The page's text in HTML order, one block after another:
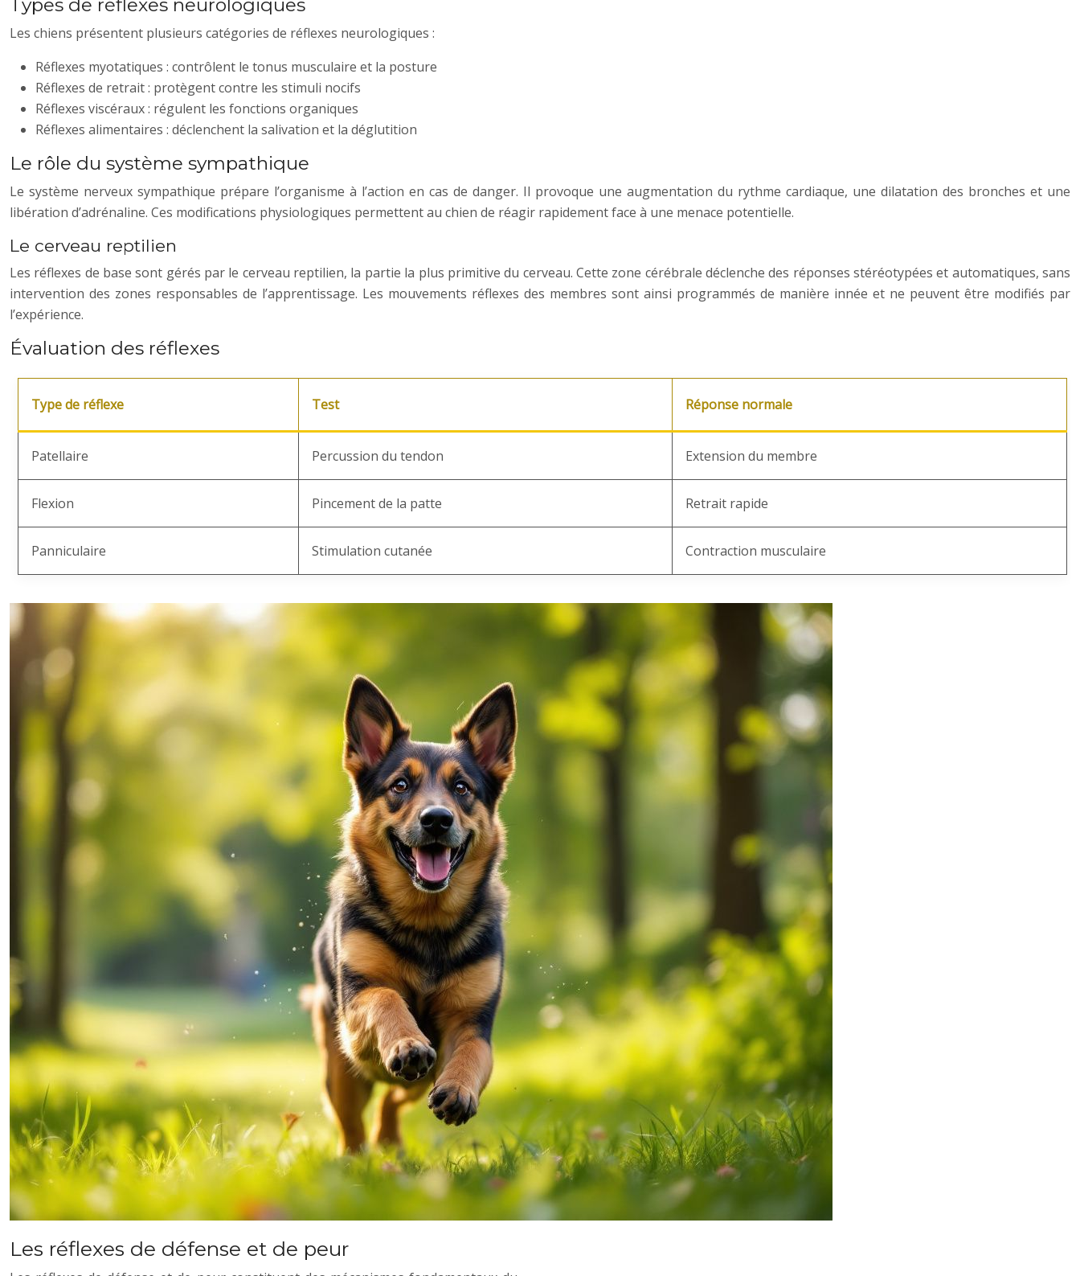
Types de réflexes neurologiques
Les chiens présentent plusieurs catégories de réflexes neurologiques :
Réflexes myotatiques : contrôlent le tonus musculaire et la posture
Réflexes de retrait : protègent contre les stimuli nocifs
Réflexes viscéraux : régulent les fonctions organiques
Réflexes alimentaires : déclenchent la salivation et la déglutition
Le rôle du système sympathique
Le système nerveux sympathique prépare l’organisme à l’action en cas de danger. Il provoque une augmentation du rythme cardiaque, une dilatation des bronches et une
libération d’adrénaline. Ces modifications physiologiques permettent au chien de réagir rapidement face à une menace potentielle.
Le cerveau reptilien
Les réflexes de base sont gérés par le cerveau reptilien, la partie la plus primitive du cerveau. Cette zone cérébrale déclenche des réponses stéréotypées et automatiques, sans
intervention des zones responsables de l’apprentissage. Les mouvements réflexes des membres sont ainsi programmés de manière innée et ne peuvent être modifiés par
l’expérience.
Évaluation des réflexes
Type de réflexe Test Réponse normale
Patellaire Percussion du tendon Extension du membre
Flexion Pincement de la patte Retrait rapide
Panniculaire Stimulation cutanée Contraction musculaire
Les réflexes de défense et de peur